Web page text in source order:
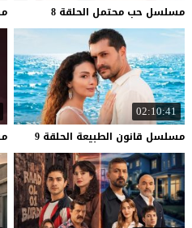
مسلسل حب محتمل الحلقة 8
02:10:41
مسلسل قانون الطبيعة الحلقة 9